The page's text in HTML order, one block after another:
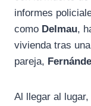
b
k
g
m
informes
como Delmau,
vivienda tras
pareja,
Al llegar al